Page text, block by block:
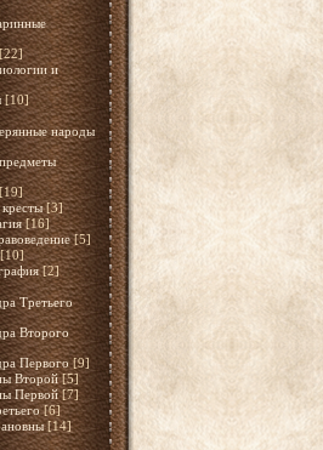
[22]
и
[10]
народы
[19]
[3]
[16]
[5]
[10]
[2]
Третьего
Второго
Первого [9]
Второй [5]
Первой [7]
[6]
[14]